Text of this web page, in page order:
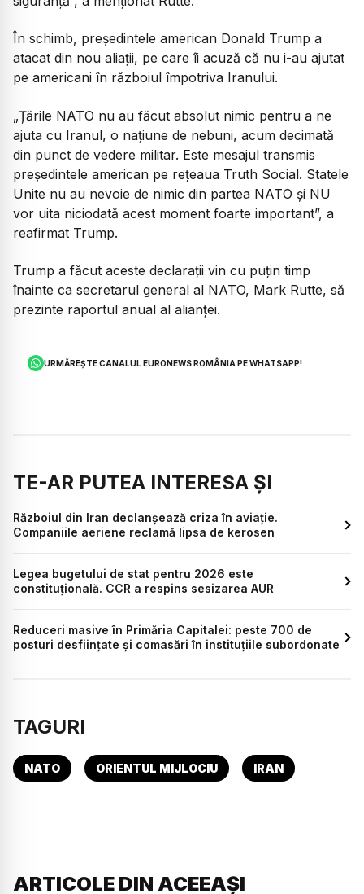
În schimb, președintele american Donald Trump a
atacat din nou aliații, pe care îi acuză că nu i-au ajutat
pe americani în războiul împotriva Iranului.
„Țările NATO nu au făcut absolut nimic pentru a ne
ajuta cu Iranul, o națiune de nebuni, acum decimată
din punct de vedere militar. Este mesajul transmis
președintele american pe rețeaua Truth Social. Statele
Unite nu au nevoie de nimic din partea NATO și NU
vor uita niciodată acest moment foarte important”, a
reafirmat Trump.
Trump a făcut aceste declarații vin cu puțin timp
înainte ca secretarul general al NATO, Mark Rutte, să
prezinte raportul anual al alianței.
URMĂREȘTE CANALUL EURONEWS ROMÂNIA PE WHATSAPP!
TE-AR PUTEA INTERESA ȘI
Războiul din Iran declanșează criza în aviație.
Companiile aeriene reclamă lipsa de kerosen
Legea bugetului de stat pentru 2026 este
constituțională. CCR a respins sesizarea AUR
Reduceri masive în Primăria Capitalei: peste 700 de
posturi desființate și comasări în instituțiile subordonate
TAGURI
NATO ORIENTUL MIJLOCIU IRAN
ARTICOLE DIN ACEEAȘI